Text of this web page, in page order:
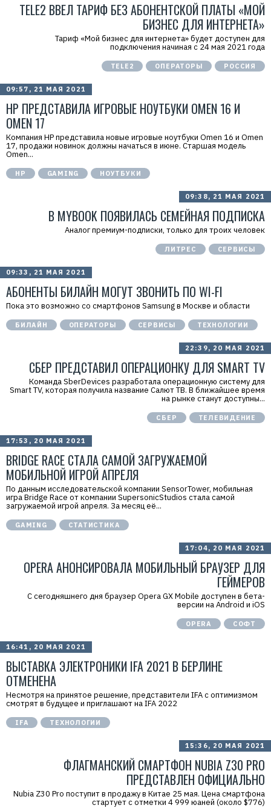
TELE2 ВВЕЛ ТАРИФ БЕЗ АБОНЕНТСКОЙ ПЛАТЫ «МОЙ
БИЗНЕС ДЛЯ ИНТЕРНЕТА»
Тариф «Мой бизнес для интернета» будет доступен для
подключения начиная с 24 мая 2021 года
TELE2 ОПЕРАТОРЫ РОССИЯ
09:57, 21 МАЯ 2021
HP ПРЕДСТАВИЛА ИГРОВЫЕ НОУТБУКИ OMEN 16 И
OMEN 17
Компания HP представила новые игровые ноутбуки Omen 16 и Omen
17, продажи новинок должны начаться в июне. Старшая модель
Omen...
HP GAMING НОУТБУКИ
09:38, 21 МАЯ 2021
В MYBOOK ПОЯВИЛАСЬ СЕМЕЙНАЯ ПОДПИСКА
Аналог премиум-подписки, только для троих человек
ЛИТРЕС СЕРВИСЫ
09:33, 21 МАЯ 2021
АБОНЕНТЫ БИЛАЙН МОГУТ ЗВОНИТЬ ПО WI-FI
Пока это возможно со смартфонов Samsung в Москве и области
БИЛАЙН ОПЕРАТОРЫ СЕРВИСЫ ТЕХНОЛОГИИ
22:39, 20 МАЯ 2021
СБЕР ПРЕДСТАВИЛ ОПЕРАЦИОНКУ ДЛЯ SMART TV
Команда SberDevices разработала операционную систему для
Smart TV, которая получила название Салют ТВ. В ближайшее время
на рынке станут доступны...
СБЕР ТЕЛЕВИДЕНИЕ
17:53, 20 МАЯ 2021
BRIDGE RACE СТАЛА САМОЙ ЗАГРУЖАЕМОЙ
МОБИЛЬНОЙ ИГРОЙ АПРЕЛЯ
По данным исследовательской компании SensorTower, мобильная
игра Bridge Race от компании SupersonicStudios стала самой
загружаемой игрой апреля. За месяц её...
GAMING СТАТИСТИКА
17:04, 20 МАЯ 2021
OPERA АНОНСИРОВАЛА МОБИЛЬНЫЙ БРАУЗЕР ДЛЯ
ГЕЙМЕРОВ
С сегодняшнего дня браузер Opera GX Mobile доступен в бета-
версии на Android и iOS
OPERA СОФТ
16:41, 20 МАЯ 2021
ВЫСТАВКА ЭЛЕКТРОНИКИ IFA 2021 В БЕРЛИНЕ
ОТМЕНЕНА
Несмотря на принятое решение, представители IFA с оптимизмом
смотрят в будущее и приглашают на IFA 2022
IFA ТЕХНОЛОГИИ
15:36, 20 МАЯ 2021
ФЛАГМАНСКИЙ СМАРТФОН NUBIA Z30 PRO
ПРЕДСТАВЛЕН ОФИЦИАЛЬНО
Nubia Z30 Pro поступит в продажу в Китае 25 мая. Цена смартфона
стартует с отметки 4 999 юаней (около $776)